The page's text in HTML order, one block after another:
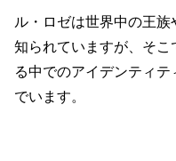
ル・ロゼは世界中の王
知られていますが、そ
る中でのアイデンティ
でいます。